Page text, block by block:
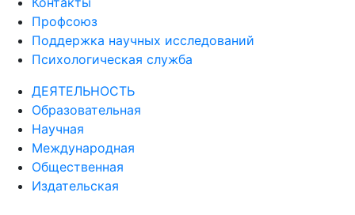
Профсоюз
Поддержка научных исследований
Психологическая служба
ДЕЯТЕЛЬНОСТЬ
Образовательная
Научная
Международная
Общественная
Издательская